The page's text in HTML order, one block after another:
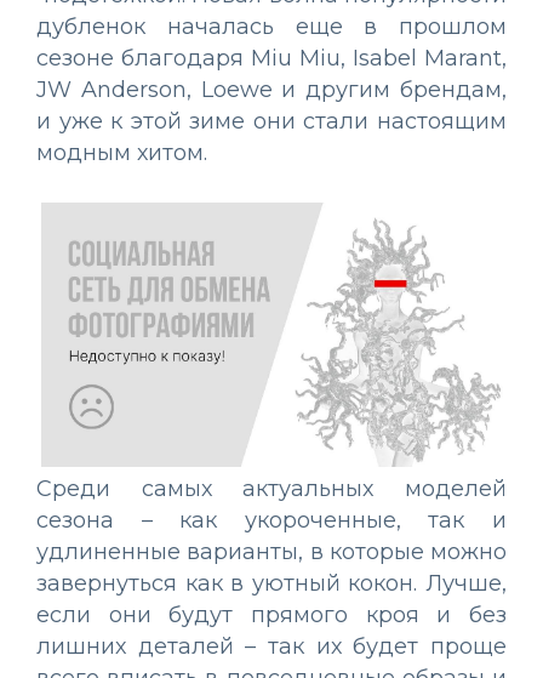
дубленок началась еще в прошлом
сезоне благодаря Miu Miu, Isabel Marant,
JW Anderson, Loewe и другим брендам,
и уже к этой зиме они стали настоящим
модным хитом.
Среди самых актуальных моделей
сезона – как укороченные, так и
удлиненные варианты, в которые можно
завернуться как в уютный кокон. Лучше,
если они будут прямого кроя и без
лишних деталей – так их будет проще